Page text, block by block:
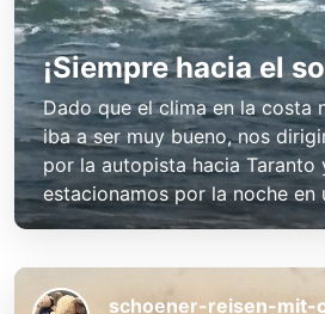
¡Siempre hacia el
Dado que el clima en la costa
iba a ser muy bueno, nos
por la autopista hacia Taranto
estacionamos por la noche en